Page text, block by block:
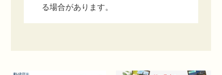
る場合があります。